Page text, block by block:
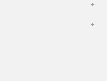
+
+